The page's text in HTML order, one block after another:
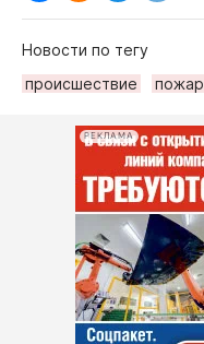
Новости по тегу
происшествие
пожар
РЕКЛАМА